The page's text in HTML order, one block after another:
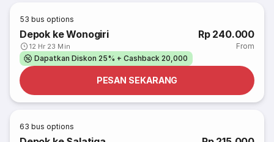
53 bus options
Depok ke Wonogiri
12 Hr 23 Min
Rp 240.000
From
Dapatkan Diskon 25% + Cashback 20,000
PESAN SEKARANG
63 bus options